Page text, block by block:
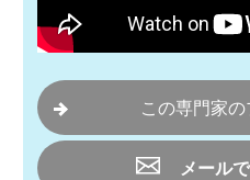
この専門家
メール